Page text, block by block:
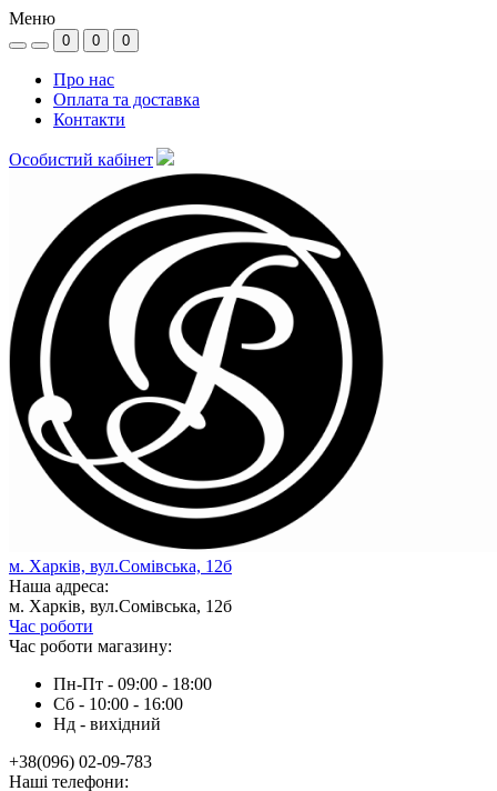
Меню
0 0 0
Про нас
Оплата та доставка
Контакти
Особистий кабінет
м. Харків, вул.Сомівська, 12б
Наша адреса:
м. Харків, вул.Сомівська, 12б
Час роботи
Час роботи магазину:
Пн-Пт - 09:00 - 18:00
Сб - 10:00 - 16:00
Нд - вихiдний
+38(096) 02-09-783
Наші телефони: